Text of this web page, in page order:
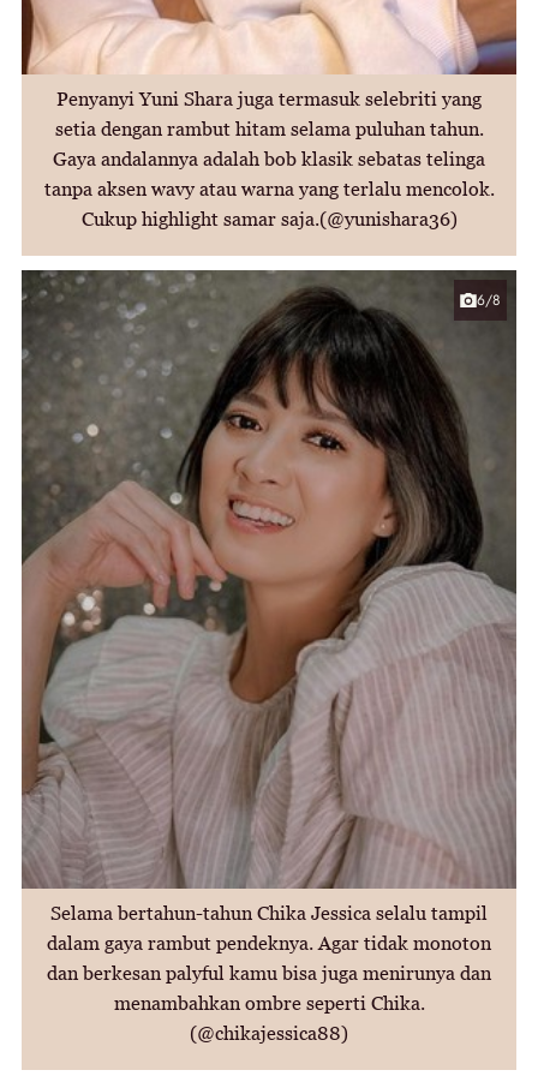
Penyanyi Yuni Shara juga termasuk selebriti yang
setia dengan rambut hitam selama puluhan tahun.
Gaya andalannya adalah bob klasik sebatas telinga
tanpa aksen wavy atau warna yang terlalu mencolok.
Cukup highlight samar saja.(@yunishara36)
6/8
Selama bertahun-tahun Chika Jessica selalu tampil
dalam gaya rambut pendeknya. Agar tidak monoton
dan berkesan palyful kamu bisa juga menirunya dan
menambahkan ombre seperti Chika.
(@chikajessica88)